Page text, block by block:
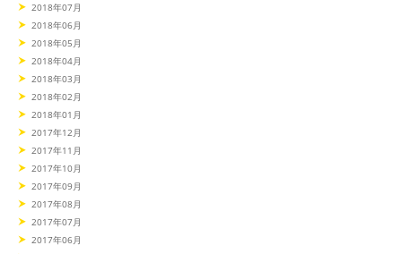
2018年07月
2018年06月
2018年05月
2018年04月
2018年03月
2018年02月
2018年01月
2017年12月
2017年11月
2017年10月
2017年09月
2017年08月
2017年07月
2017年06月